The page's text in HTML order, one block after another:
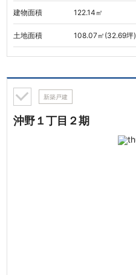
建物面積 122.14㎡
土地面積 108.07㎡(32.69坪)
新築戸建
沖野１丁目２期